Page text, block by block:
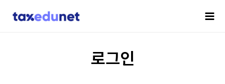
로그인